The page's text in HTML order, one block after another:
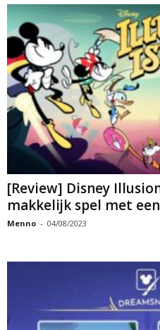
[Review] Disney
makkelijk spel met
Menno - 04/08/2023